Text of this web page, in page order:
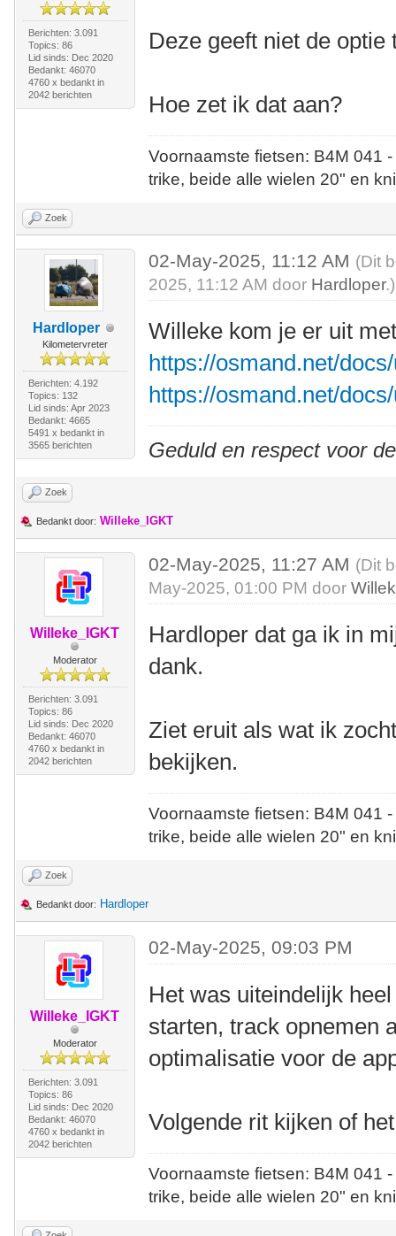
Berichten: 3.091
Topics: 86
Lid sinds: Dec 2020
Bedankt: 46070
4760 x bedankt in
2042 berichten
Deze geeft niet de optie
Hoe zet ik dat aan?
Voornaamste fietsen: B4M
trike, beide alle wielen 20" en
Zoek
Hardloper
Kilometervreter
Berichten: 4.192
Topics: 132
Lid sinds: Apr 2023
Bedankt: 4665
5491 x bedankt in
3565 berichten
02-May-2025, 11:12 AM (Dit
2025, 11:12 AM door Hardloper.)
Willeke kom je er uit
https://osmand.net/
https://osmand.net/
Geduld en respect voor
Zoek
Bedankt door: Willeke_IGKT
Willeke_IGKT
Moderator
Berichten: 3.091
Topics: 86
Lid sinds: Dec 2020
Bedankt: 46070
4760 x bedankt in
2042 berichten
02-May-2025, 11:27 AM (Dit
May-2025, 01:00 PM door
Hardloper dat ga ik in
dank.
Ziet eruit als wat ik
bekijken.
Voornaamste fietsen: B4M
trike, beide alle wielen 20" en
Zoek
Bedankt door: Hardloper
Willeke_IGKT
Moderator
Berichten: 3.091
Topics: 86
Lid sinds: Dec 2020
Bedankt: 46070
4760 x bedankt in
2042 berichten
02-May-2025, 09:03 PM
Het was uiteindelijk
starten, track opnemen
optimalisatie voor de
Volgende rit kijken of
Voornaamste fietsen: B4M
trike, beide alle wielen 20" en